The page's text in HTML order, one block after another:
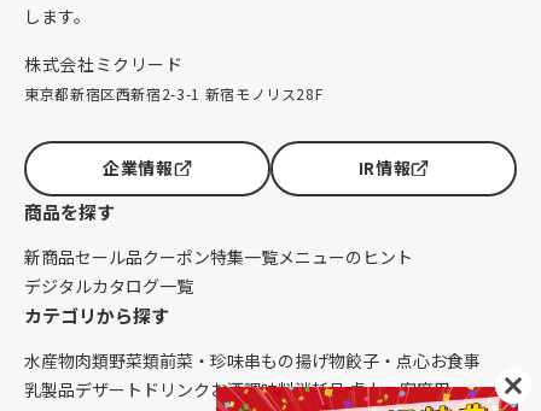
します。
株式会社ミクリード
東京都新宿区西新宿2-3-1 新宿モノリス28F
企業情報 IR情報
商品を探す
新商品セール品クーポン特集一覧メニューのヒント
デジタルカタログ一覧
カテゴリから探す
水産物肉類野菜類前菜・珍味串もの揚げ物餃子・点心お食事
乳製品デザート ドリンク お酒調味料消耗品 卓上・客席用